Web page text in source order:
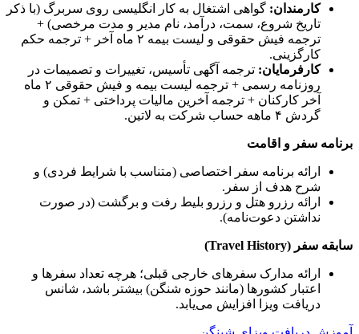
کارمندان: گواهی اشتغال به کار انگلیسی روی سربرگ (با ذکر
تاریخ شروع، سمت، درآمد، نام مدیر و مدت مرخصی) +
ترجمه فیش حقوقی و لیست بیمه ۲ ماه آخر + ترجمه حکم
کارگزینی.
کارفرمایان: ترجمه آگهی تأسیس، تغییرات و تصمیمات در
روزنامه رسمی + ترجمه لیست بیمه و فیش حقوقی ۲ ماه
آخر کارکنان + ترجمه آخرین مالیات پرداختی + تمکن و
گردش ۴ ماهه حساب شرکت به لاتین.
برنامه سفر و اقامت
ارائه برنامه سفر اختصاصی (متناسب با شرایط فردی) و
شرح هدف از سفر.
ارائه رزرو هتل و رزرو بلیط رفت و برگشت (در صورت
نداشتن دعوت‌نامه).
سابقه سفر (Travel History)
ارائه مدارک سفرهای خارجی قبلی؛ هرچه تعداد سفرها و
اعتبار کشورها (مانند حوزه شنگن) بیشتر باشد، شانس
دریافت ویزا افزایش می‌یابد.